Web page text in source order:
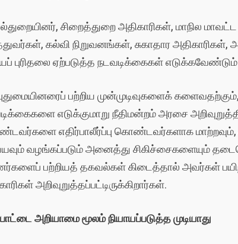
சிறைத்துறை அதிகாரிகள், மாநில
கல்வி நிறுவனங்கள், சுகாதார அதிகாரிகள்,
புரிதலை ஏற்படுத்த நடவடிக்கைகள் எடுக்கவேண்டும்
பற்றிய முன்முடிவுகளைக்
எடுக்குமாறு நீதிமன்றம் அரசை
எதிர்பாலீர்ப்பு கொண்டவர்களாக
வழங்கப்படும் அனைத்து சிகிச்சைகளையும்
பற்றியத் தகவல்கள் கிடைத்தால் அவர்கள்
அறிவுறுத்தப்பட்டிருக்கிறார்கள்.
அறியாமை மூலம் நியாயப்படுத்த முடியாது